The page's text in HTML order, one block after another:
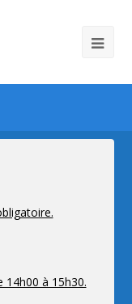
14h00 à 15h30.